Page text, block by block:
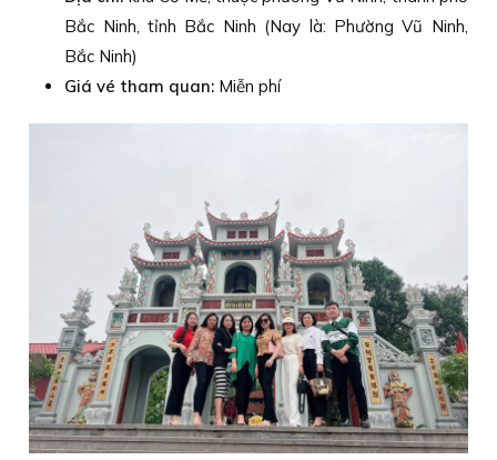
Bắc Ninh, tỉnh Bắc Ninh (Nay là: Phường Vũ Ninh,
Bắc Ninh)
Giá vé tham quan: Miễn phí